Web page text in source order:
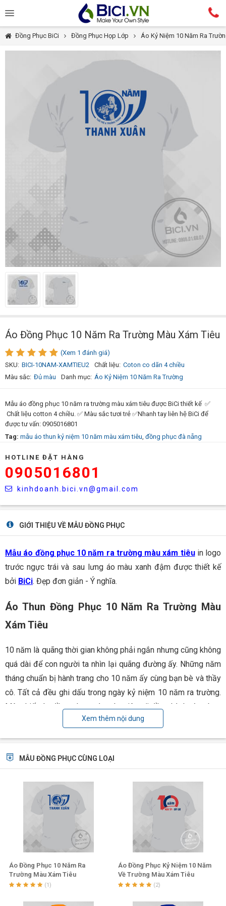
Đồng Phục BiCi Đồng Phục Họp Lớp Áo Kỷ Niệm 10 Năm Ra
Áo Đồng Phục 10 Năm Ra Trường Màu Xám Tiêu
(Xem 1 đánh giá)
SKU: BICI-10NAM-XAMTIEU2 Chất liệu: Coton co dãn 4 chiều
Màu sắc: Đủ màu Danh mục: Áo Kỷ Niệm 10 Năm Ra Trường
Mẫu áo đồng phục 10 năm ra trường màu xám tiêu được BiCi thiết kế ✅
Chất liệu cotton 4 chiều. ✅ Màu sắc tươi trẻ ✅Nhanh tay liên hệ BiCi để
được tư vấn: 0905016801
Tag: mẫu áo thun kỷ niệm 10 năm màu xám tiêu, đồng phục đà nẵng
HOTLINE ĐẶT HÀNG
0905016801
kinhdoanh.bici.vn@gmail.com
GIỚI THIỆU VỀ MẪU ĐỒNG PHỤC
Mẫu áo đồng phục 10 năm ra trường màu xám tiêuin logo
trước ngực trái và sau lưng áo màu xanh đậm được thiết kế
bởi BiCi. Đẹp đơn giản - Ý nghĩa.
Áo Thun Đồng Phục 10 Năm Ra Trường Màu
Xám Tiêu
10 năm là quãng thời gian không phải ngắn nhưng cũng không
quá dài để con người ta nhìn lại quãng đường ấy. Những năm
tháng chuẩn bị hành trang cho 10 năm ấy cùng bạn bè và thầy
cô. Tất cả đều ghi dấu trong ngày kỷ niệm 10 năm ra trường.
Một chiếc áo đồng phục màu xám tiêu sẽ đồng hành cùng bạn
trường ngay
Ấn tượng của chiếc áo thun đồng phục màu
Xem thêm nội dung
MẪU ĐỒNG PHỤC CÙNG LOẠI
Áo Đồng Phục 10 Năm Ra
Trường Màu Xám Tiêu
(1)
Áo Đồng Phục Kỷ Niệm 10 Năm
Về Trường Màu Xám Tiêu
(2)